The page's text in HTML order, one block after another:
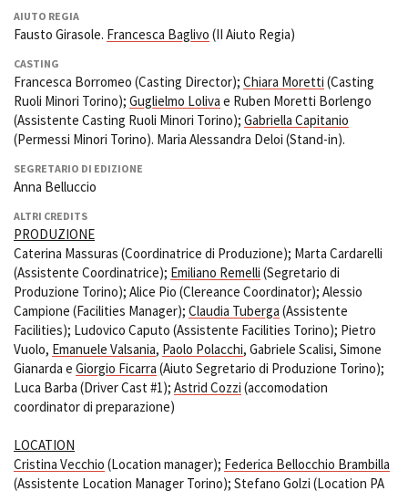
FILM DATABASE
BOOK DATABASE
NEWS
Lavoro
per affidamento lavori in
economia
Amministrazione trasparente
Bandi e gare
Contatti
Privacy
Cookie policy
Whistleblowing
Credits
AIUTO REGIA
Fausto Girasole. Francesca Baglivo (II Aiuto Regia)
CASTING
Francesca Borromeo (Casting Director); Chiara Moretti (Casting
Ruoli Minori Torino); Guglielmo Loliva e Ruben Moretti Borlengo
(Assistente Casting Ruoli Minori Torino); Gabriella Capitanio
(Permessi Minori Torino). Maria Alessandra Deloi (Stand-in).
SEGRETARIO DI EDIZIONE
Anna Belluccio
ALTRI CREDITS
PRODUZIONE
Caterina Massuras (Coordinatrice di Produzione); Marta Cardarelli
(Assistente Coordinatrice); Emiliano Remelli (Segretario di
Produzione Torino); Alice Pio (Clereance Coordinator); Alessio
Campione (Facilities Manager); Claudia Tuberga (Assistente
Facilities); Ludovico Caputo (Assistente Facilities Torino); Pietro
Vuolo, Emanuele Valsania, Paolo Polacchi, Gabriele Scalisi, Simone
Gianarda e Giorgio Ficarra (Aiuto Segretario di Produzione Torino);
Luca Barba (Driver Cast #1); Astrid Cozzi (accomodation
coordinator di preparazione)
LOCATION
Cristina Vecchio (Location manager); Federica Bellocchio Brambilla
(Assistente Location Manager Torino); Stefano Golzi (Location PA